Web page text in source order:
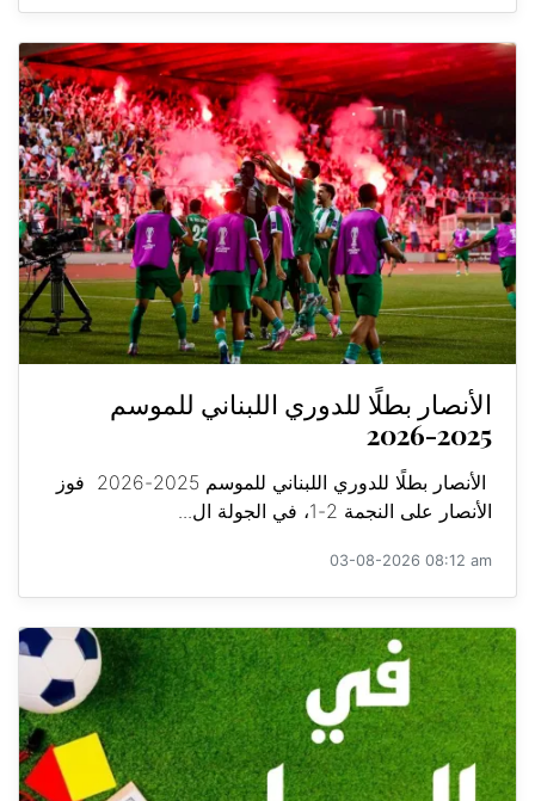
الأنصار بطلًا للدوري اللبناني للموسم
2025-2026
الأنصار بطلًا للدوري اللبناني للموسم 2025-2026 فوز
الأنصار على النجمة 2-1، في الجولة ال...
03-08-2026 08:12 am